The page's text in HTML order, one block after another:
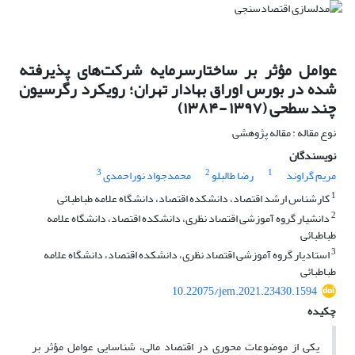
عوامل مؤثر بر ساختار‌سرمایه شرکت‌های پذیرفته
شده در بورس اوراق بهادار تهران؛ رویکرد رگرسیون
چند سطحی (۱۳۹۷ -۱۳۸۴)
نوع مقاله : مقاله پژوهشی
نویسندگان
مریم گراوند
1 رضا طالبلو2 محمدجواد نوراحمدی3
1کارشناس ارشد اقتصاد، دانشکده اقتصاد، دانشگاه علامه طباطبائی
2دانشیار گروه آموزشی اقتصاد نظری، دانشکده اقتصاد، دانشگاه علامه
طباطبائی
3استادیار گروه آموزشی اقتصاد نظری، دانشکده اقتصاد، دانشگاه علامه
طباطبائی
10.22075/jem.2021.23430.1594
چکیده
یکی از موضوعات محوری در اقتصاد مالی، شناسایی عوامل مؤثر بر